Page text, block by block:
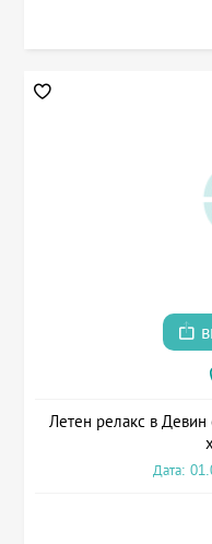
Летен релакс в Девин
Дата: